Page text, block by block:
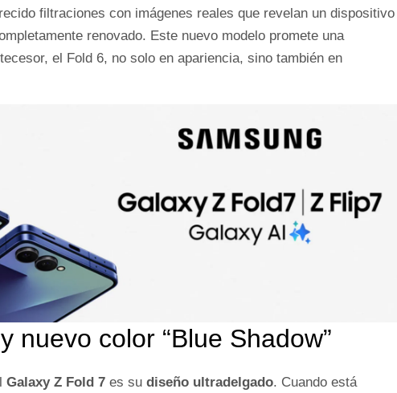
filtraciones con imágenes reales que revelan un dispositivo
renovado. Este nuevo modelo promete una
el Fold 6, no solo en apariencia, sino también en
nuevo color “Blue Shadow”
Galaxy Z Fold 7 es su diseño ultradelgado. Cuando está